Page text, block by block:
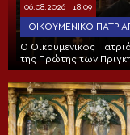
06.08.2026 | 18:09
ΟΙΚΟΥΜΕΝΙΚΌ
Ο Οικουμενικός
της Πρώτης των